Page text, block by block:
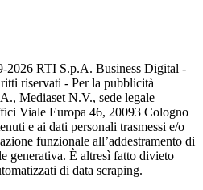
2026 RTI S.p.A. Business Digital -
riservati - Per la pubblicità
Mediaset N.V., sede legale
Viale Europa 46, 20093 Cologno
e ai dati personali trasmessi e/o
funzionale all’addestramento di
generativa. È altresì fatto divieto
di data scraping.